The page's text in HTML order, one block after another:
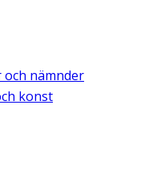
och nämnder
konst